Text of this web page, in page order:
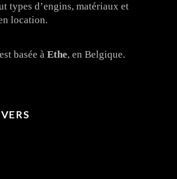
types d’engins, matériaux et
location.
basée à Ethe, en Belgique.